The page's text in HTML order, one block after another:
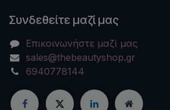
Συνδεθείτε μαζί μας
Επικοινωνήστε μαζί μας
sales@thebeautyshop.gr
6940778144